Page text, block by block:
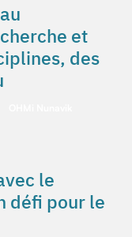
et
des
le
défi pour le